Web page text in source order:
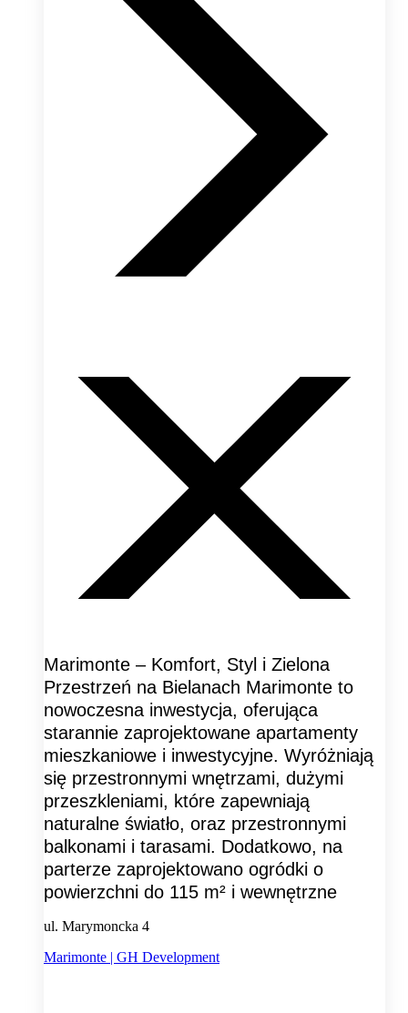
Marimonte – Komfort, Styl i Zielona
Przestrzeń na Bielanach Marimonte to
nowoczesna inwestycja, oferująca
starannie zaprojektowane apartamenty
mieszkaniowe i inwestycyjne. Wyróżniają
się przestronnymi wnętrzami, dużymi
przeszkleniami, które zapewniają
naturalne światło, oraz przestronnymi
balkonami i tarasami. Dodatkowo, na
parterze zaprojektowano ogródki o
powierzchni do 115 m² i wewnętrzne
ul. Marymoncka 4
Marimonte | GH Development